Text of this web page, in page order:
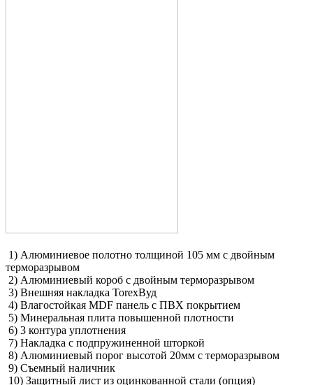
1) Алюминиевое полотно толщиной 105 мм с двойным
терморазрывом
2) Алюминиевый короб с двойным терморазрывом
3) Внешняя накладка TorexВуд
4) Влагостойкая MDF панель с ПВХ покрытием
5) Минеральная плита повышенной плотности
6) 3 контура уплотнения
7) Накладка с подпружиненной шторкой
8) Алюминиевый порог высотой 20мм с терморазрывом
9) Съемный наличник
10) Защитный лист из оцинкованной стали (опция)